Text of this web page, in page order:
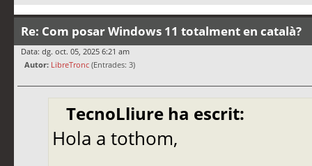
Re: Com posar Windows 11 totalment en català?
Data: dg. oct. 05, 2025 6:21 am
Autor: LibreTronc (Entrades: 3)
TecnoLliure ha escrit:
Hola a tothom,